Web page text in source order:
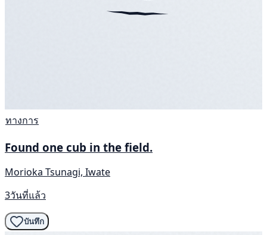
ทางการ
Found one cub in the field.
Morioka Tsunagi, Iwate
3วันที่แล้ว
บันทึก